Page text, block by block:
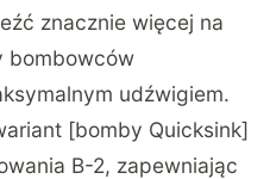
znacznie więcej na
bombowców
udźwigiem.
[bomby Quicksink]
B-2, zapewniając